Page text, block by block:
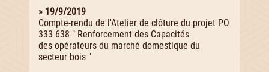
» 19/9/2019
Compte-rendu de l'Atelier de clôture du projet PO
333 638 " Renforcement des Capacités
des opérateurs du marché domestique du
secteur bois "